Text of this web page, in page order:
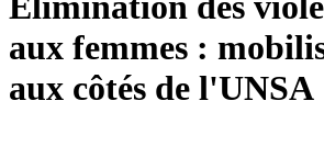
aux femmes :
aux côtés de l'UNSA